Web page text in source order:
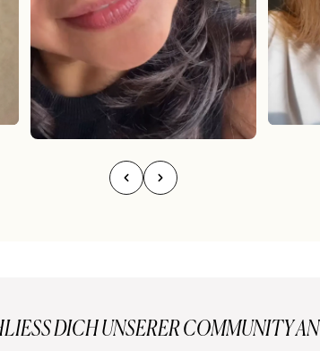
DICH UNSERER COMMUNITY AN